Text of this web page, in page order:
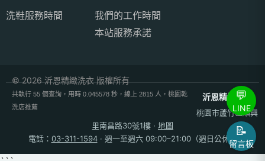
洗鞋服務時間
我們的工作時間
本站服務承諾
© 2026 沂恩精緻洗衣 版權所有
共執行 55 個查詢，用時 0.045578 秒，線上 2815 人，桃園乾
洗店推薦
沂恩精緻洗衣
桃園市蘆竹區順興
里南昌路30號1樓 · 地圖
電話： 03-311-1594· 週一至週六 09:00–21:00（週日公休）
💬
LINE
📝
留言板